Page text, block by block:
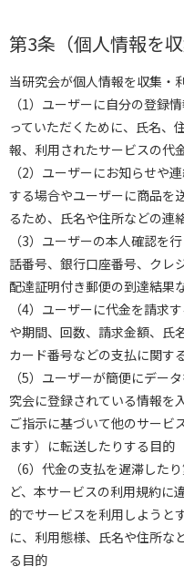
第3条（個人情報を
当研究会が個人情報を収集・
（1）ユーザーに自分の登録
っていただくために、氏名、
報、利用されたサービスの代
（2）ユーザーにお知らせや
する場合やユーザーに商品を
るため、氏名や住所などの連
（3）ユーザーの本人確認を
話番号、銀行口座番号、クレ
配達証明付き郵便の到達結果
（4）ユーザーに代金を請求
や期間、回数、請求金額、氏
カード番号などの支払に関す
（5）ユーザーが簡便にデー
究会に登録されている情報を
ご指示に基づいて他のサービ
ます）に転送したりする目的
（6）代金の支払を遅滞した
ど、本サービスの利用規約に
的でサービスを利用しようと
に、利用態様、氏名や住所な
る目的